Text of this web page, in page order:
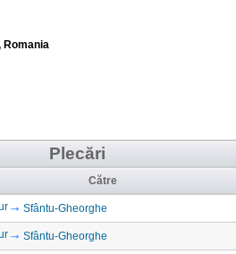
Romania
Plecări
Către
Sfântu-Gheorghe
Sfântu-Gheorghe